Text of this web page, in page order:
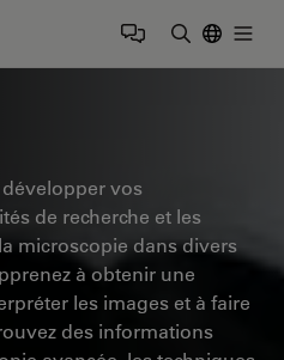
vos
de recherche et les
microscopie dans divers
à obtenir une
les images et à faire
des informations